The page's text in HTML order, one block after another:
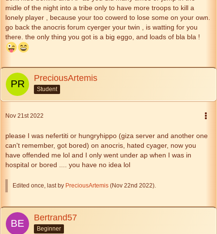
midle of the night into a tribe only to have more troops to kill a
lonely player , because your too cowerd to lose some on your own.
go back the anocris forum cyerger your twin , is watting for you
there. the only thing you got is a big eggo, and loads of bla bla !
PreciousArtemis
Student
Nov 21st 2022
please I was nefertiti or hungryhippo (giza server and another one
can't remember, got bored) on anocris, hated cyager, now you
have offended me lol and I only went under ap when I was in
hospital or bored .... you have no idea lol
Edited once, last by PreciousArtemis (Nov 22nd 2022).
Bertrand57
Beginner